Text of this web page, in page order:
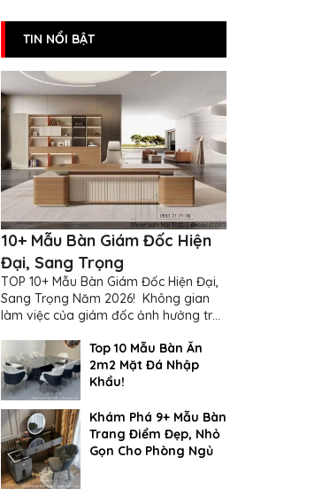
TIN NỔI BẬT
10+ Mẫu Bàn Giám Đốc Hiện
Đại, Sang Trọng
TOP 10+ Mẫu Bàn Giám Đốc Hiện Đại,
Sang Trọng Năm 2026! Không gian
làm việc của giám đốc ảnh hưởng trực
Top 10 Mẫu Bàn Ăn
2m2 Mặt Đá Nhập
Khẩu!
Khám Phá 9+ Mẫu Bàn
Trang Điểm Đẹp, Nhỏ
Gọn Cho Phòng Ngủ